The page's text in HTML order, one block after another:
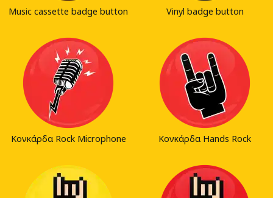
Music cassette badge button Vinyl badge button
Κονκάρδα Rock Microphone Κονκάρδα Hands Rock